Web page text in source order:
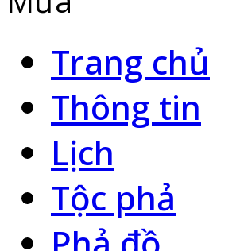
Trang chủ
Thông tin
Lịch
Tộc phả